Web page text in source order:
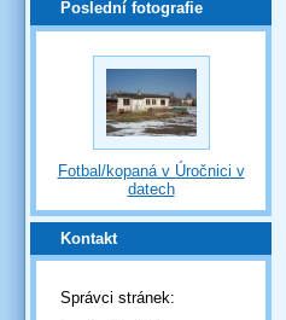
Poslední fotografie
Fotbal/kopaná v Úročnici v
datech
Kontakt
Správci stránek: